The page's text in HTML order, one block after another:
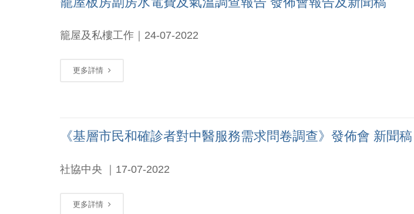
籠屋及私樓工作｜24-07-2022
更多詳情
《基層市民和確診者對中醫服務需求問卷調查》發佈會 新聞稿
社協中央 ｜17-07-2022
更多詳情